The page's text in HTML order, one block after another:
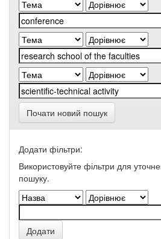
Почати новий пошук
Додати фільтри:
Використовуйте фільтри для
пошуку.